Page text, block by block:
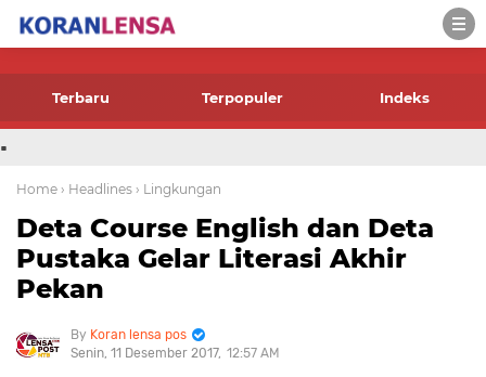
-->
Terbaru Terpopuler Indeks
.
Home › Headlines › Lingkungan
Deta Course English dan Deta
Pustaka Gelar Literasi Akhir
Pekan
Koran lensa pos
Senin, 11 Desember 2017 12:57 AM